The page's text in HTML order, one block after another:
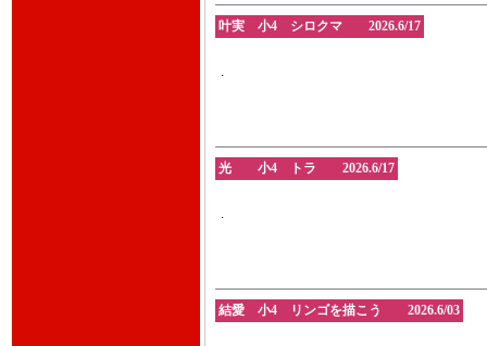
叶実 小4 シロクマ 2026.6/17
.
光 小4 トラ 2026.6/17
.
結愛 小4 リンゴを描こう 2026.6/03